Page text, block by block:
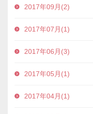
2017年09月(2)
2017年07月(1)
2017年06月(3)
2017年05月(1)
2017年04月(1)